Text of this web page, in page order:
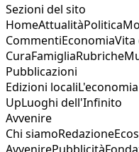
Sezioni del sito
HomeAttualitàPolitica
CommentiEconomiaVita
CuraFamigliaRubriche
Pubblicazioni
Edizioni locali
UpLuoghi dell'Infinito
Avvenire
Chi siamoRedazione